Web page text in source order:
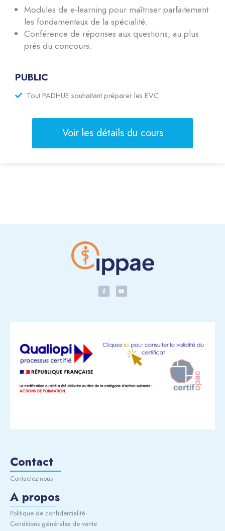
Modules de e-learning pour maîtriser parfaitement
les fondamentaux de la spécialité.
Conférence de réponses aux questions, au plus
près du concours.
PUBLIC
Tout PADHUE souhaitant préparer les EVC
Voir les détails du cours
F
c
e
b
f
u
t
u
Contact
Contactez-nous
A propos
Politique de confidentialité
Conditions générales de vente